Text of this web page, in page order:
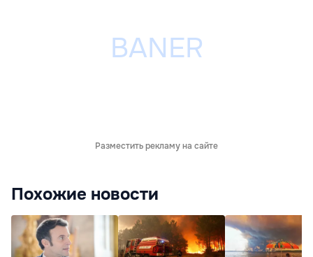
Разместить рекламу на сайте
Похожие новости